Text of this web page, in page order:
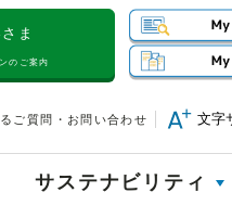
ま
のご案内
ご質問・お問い合わせ 文字
サステナビリティ